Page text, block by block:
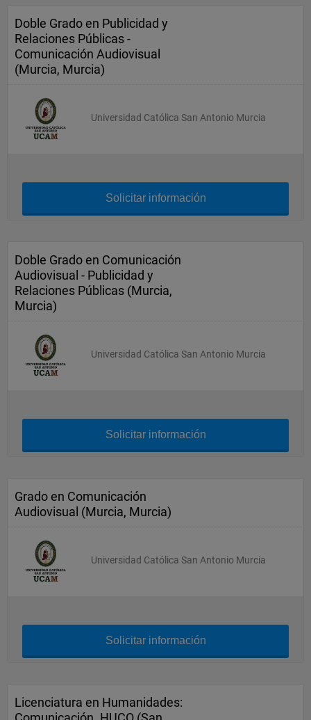
Doble Grado en Publicidad y
Relaciones Públicas -
Comunicación Audiovisual
(Murcia, Murcia)
Universidad Católica San Antonio Murcia
Solicitar información
Doble Grado en Comunicación
Audiovisual - Publicidad y
Relaciones Públicas (Murcia,
Murcia)
Universidad Católica San Antonio Murcia
Solicitar información
Grado en Comunicación
Audiovisual (Murcia, Murcia)
Universidad Católica San Antonio Murcia
Solicitar información
Licenciatura en Humanidades: